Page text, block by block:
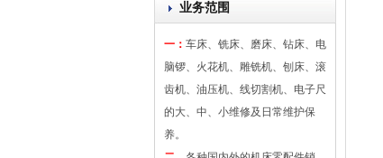
业务范围
售。
车床、铣床、磨床、钻床、电
脑锣、火花机、雕铣机、刨床、滚
齿机、油压机、线切割机、电子尺
的大、中、小维修及日常维护保
养。
二、
各种国内外的机床零配件销